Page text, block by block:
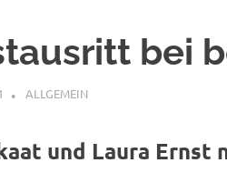
bei
LARA KLEUTER
ALLGEMEIN
und Laura Ernst